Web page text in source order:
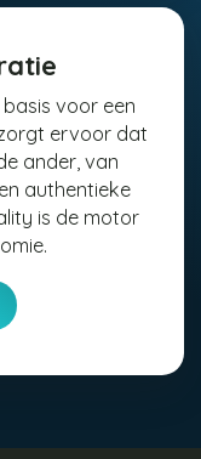
voor een
ervoor dat
ander, van
authentieke
is de motor